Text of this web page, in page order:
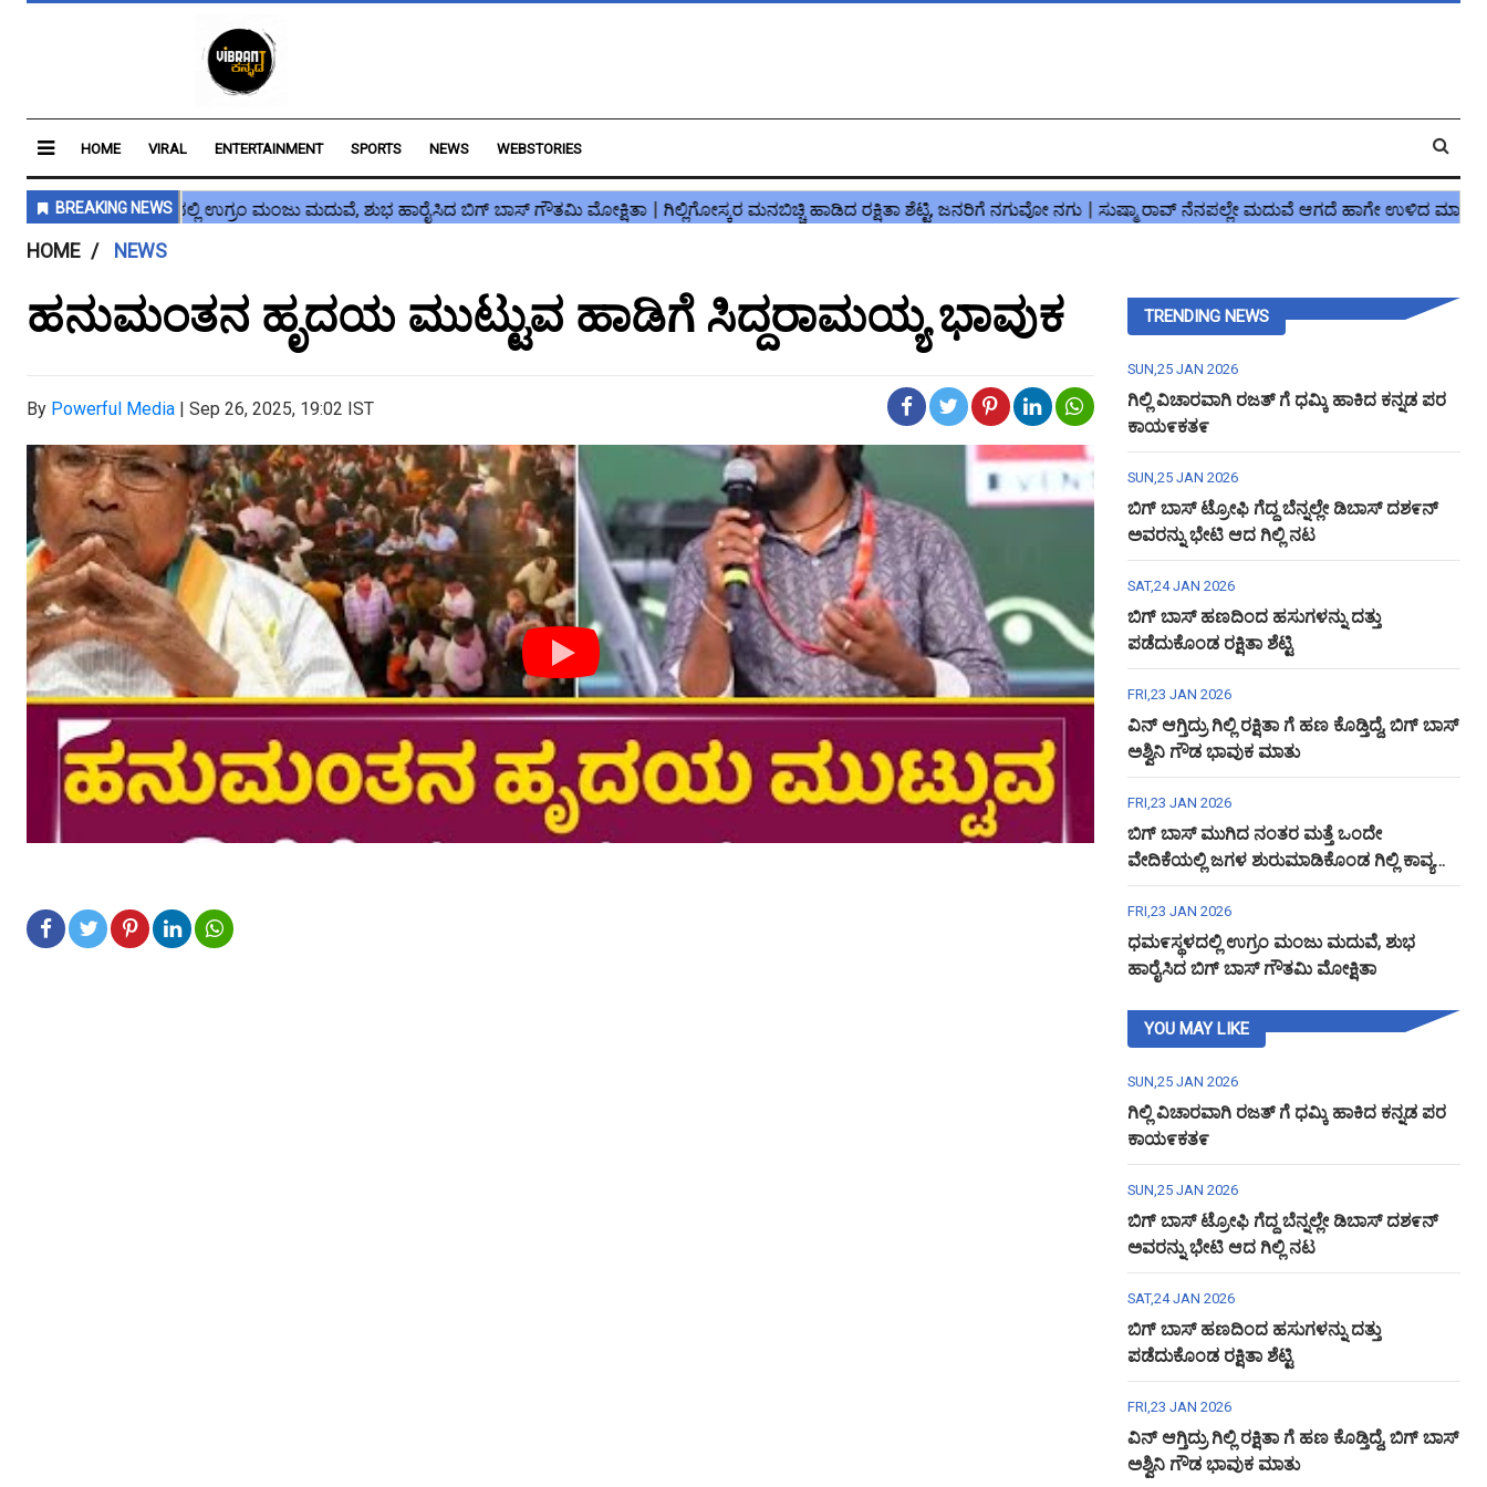
HOME VIRAL ENTERTAINMENT SPORTS NEWS WEBSTORIES
HOME NEWS
ಹನುಮಂತನ ಹೃದಯ ಮುಟ್ಟುವ ಹಾಡಿಗೆ ಸಿದ್ದರಾಮಯ್ಯ ಭಾವುಕ
By Powerful Media | Sep 26, 2025, 19:02 IST
TRENDING NEWS
SUN,25 JAN 2026
ಗಿಲ್ಲಿ ವಿಚಾರವಾಗಿ ರಜತ್ ಗೆ ಧಮ್ಕಿ ಹಾಕಿದ ಕನ್ನಡ ಪರ
ಕಾಯ೯ಕತ೯
SUN,25 JAN 2026
ಬಿಗ್ ಬಾಸ್ ಟ್ರೋಫಿ ಗೆದ್ದ ಬೆನ್ನಲ್ಲೇ ಡಿಬಾಸ್ ದಶ೯ನ್
ಅವರನ್ನು ಭೇಟಿ ಆದ ಗಿಲ್ಲಿ ನಟ
SAT,24 JAN 2026
ಬಿಗ್ ಬಾಸ್ ಹಣದಿಂದ ಹಸುಗಳನ್ನು ದತ್ತು
ಪಡೆದುಕೊಂಡ ರಕ್ಷಿತಾ ಶೆಟ್ಟಿ
FRI,23 JAN 2026
ವಿನ್ ಆಗ್ತಿದ್ರು ಗಿಲ್ಲಿ ರಕ್ಷಿತಾ ಗೆ ಹಣ ಕೊಡ್ತಿದ್ದೆ, ಬಿಗ್ ಬಾಸ್
ಅಶ್ವಿನಿ ಗೌಡ ಭಾವುಕ ಮಾತು
FRI,23 JAN 2026
ಬಿಗ್ ಬಾಸ್ ಮುಗಿದ ನಂತರ ಮತ್ತೆ ಒಂದೇ
ವೇದಿಕೆಯಲ್ಲಿ ಜಗಳ ಶುರುಮಾಡಿಕೊಂಡ ಗಿಲ್ಲಿ ಕಾವ್ಯ
ಅಶ್ವಿನಿ ಗೌಡ
FRI,23 JAN 2026
ಧಮ೯ಸ್ಥಳದಲ್ಲಿ ಉಗ್ರಂ ಮಂಜು ಮದುವೆ, ಶುಭ
ಹಾರೈಸಿದ ಬಿಗ್ ಬಾಸ್ ಗೌತಮಿ ಮೋಕ್ಷಿತಾ
YOU MAY LIKE
SUN,25 JAN 2026
ಗಿಲ್ಲಿ ವಿಚಾರವಾಗಿ ರಜತ್ ಗೆ ಧಮ್ಕಿ ಹಾಕಿದ ಕನ್ನಡ ಪರ
ಕಾಯ೯ಕತ೯
SUN,25 JAN 2026
ಬಿಗ್ ಬಾಸ್ ಟ್ರೋಫಿ ಗೆದ್ದ ಬೆನ್ನಲ್ಲೇ ಡಿಬಾಸ್ ದಶ೯ನ್
ಅವರನ್ನು ಭೇಟಿ ಆದ ಗಿಲ್ಲಿ ನಟ
SAT,24 JAN 2026
ಬಿಗ್ ಬಾಸ್ ಹಣದಿಂದ ಹಸುಗಳನ್ನು ದತ್ತು
ಪಡೆದುಕೊಂಡ ರಕ್ಷಿತಾ ಶೆಟ್ಟಿ
FRI,23 JAN 2026
ವಿನ್ ಆಗ್ತಿದ್ರು ಗಿಲ್ಲಿ ರಕ್ಷಿತಾ ಗೆ ಹಣ ಕೊಡ್ತಿದ್ದೆ, ಬಿಗ್ ಬಾಸ್
ಅಶ್ವಿನಿ ಗೌಡ ಭಾವುಕ ಮಾತು